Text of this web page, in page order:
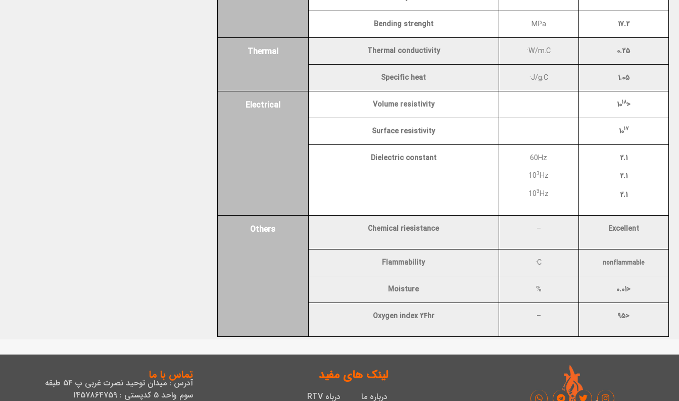
17.2
MPa
Bending strenght
0.25
W/m.C
.
Thermal conductivity
Thermal
1.05
J/g.C
.
Specific heat
<
1018
Volume resistivity
Electrical
1017
Surface resistivity
2.1
2.1
2.1
60Hz
103Hz
103Hz
Dielectric constant
Excellent
–
Chemical riesistance
Others
nonflammable
C
.
Flammability
<0.01
%
Moisture
<95
–
Oxygen index 24hr
تماس با ما
آدرس : میدان توحید نصرت غربی پ 54 طبقه
سوم واحد 5 کدپستی : 1457864759
لینک های مفید
درباره ما درباه RTV